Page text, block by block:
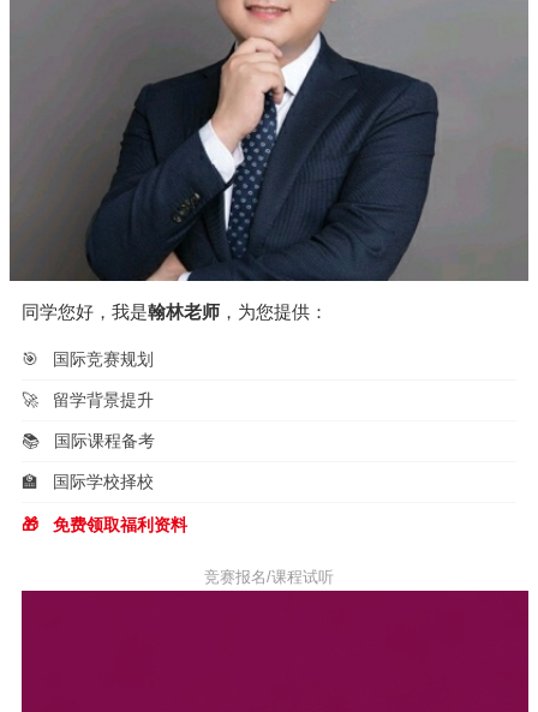
同学您好，我是翰林老师 ，为您提供：
🎯 国际竞赛规划
🚀 留学背景提升
📚 国际课程备考
🏫 国际学校择校
🎁 免费领取福利资料
竞赛报名/课程试听